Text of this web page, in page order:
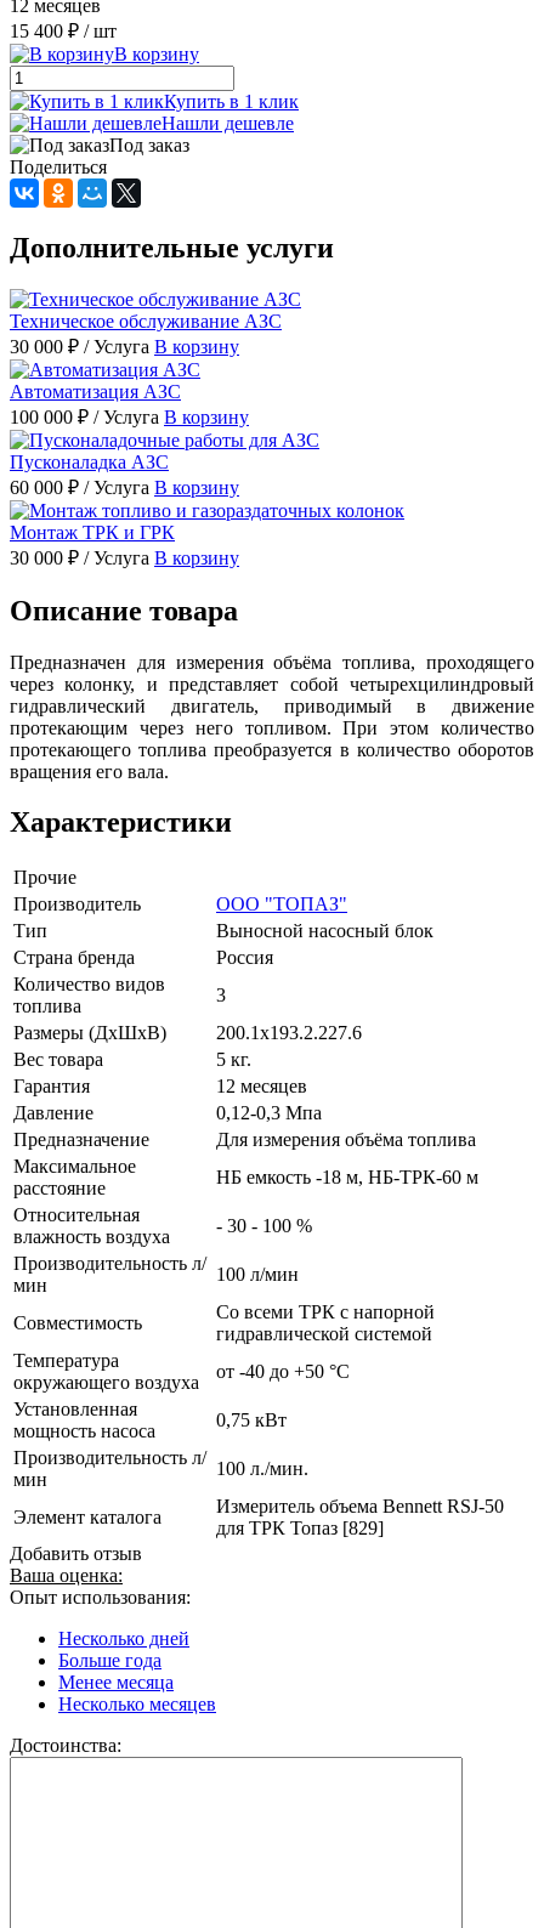
12 месяцев
15 400 ₽ / шт
В корзину
Купить в 1 клик
Нашли дешевле
Под заказ
Поделиться
Дополнительные услуги
Техническое обслуживание АЗС
30 000 ₽ / Услуга В корзину
Автоматизация АЗС
100 000 ₽ / Услуга В корзину
Пусконаладка АЗС
60 000 ₽ / Услуга В корзину
Монтаж ТРК и ГРК
30 000 ₽ / Услуга В корзину
Описание товара
Предназначен для измерения объёма топлива, проходящего
через колонку, и представляет собой четырехцилиндровый
гидравлический двигатель, приводимый в движение
протекающим через него топливом. При этом количество
протекающего топлива преобразуется в количество оборотов
вращения его вала.
Характеристики
Прочие
Производитель
ООО "ТОПАЗ"
Тип
Выносной насосный блок
Страна бренда
Россия
Количество видов
топлива
3
Размеры (ДxШxВ)
200.1x193.2.227.6
Вес товара
5 кг.
Гарантия
12 месяцев
Давление
0,12-0,3 Мпа
Предназначение
Для измерения объёма топлива
Максимальное
расстояние
НБ емкость -18 м, НБ-ТРК-60 м
Относительная
влажность воздуха
- 30 - 100 %
Производительность л/
мин
100 л/мин
Совместимость
Со всеми ТРК с напорной
гидравлической системой
Температура
окружающего воздуха
от -40 до +50 °C
Установленная
мощность насоса
0,75 кВт
Производительность л/
мин
100 л./мин.
Элемент каталога
Измеритель объема Bennett RSJ-50
для ТРК Топаз [829]
Добавить отзыв
Ваша оценка:
Опыт использования:
Несколько дней
Больше года
Менее месяца
Несколько месяцев
Достоинства: